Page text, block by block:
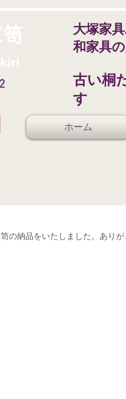
大塚家
和家具
古い桐
す
ホーム
の納品をいたしました。ありが